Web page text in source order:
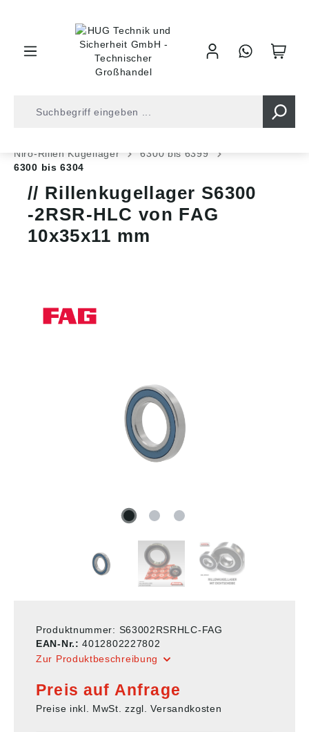
Niro-Rillen Kugellager
6300 bis 6399
6300 bis 6304
Rillenkugellager S6300
-2RSR-HLC von FAG
10x35x11 mm
Produktnummer: S63002RSRHLC-FAG
EAN-Nr.:4012802227802
Zur Produktbeschreibung
Preis auf Anfrage
Preise inkl. MwSt. zzgl. Versandkosten